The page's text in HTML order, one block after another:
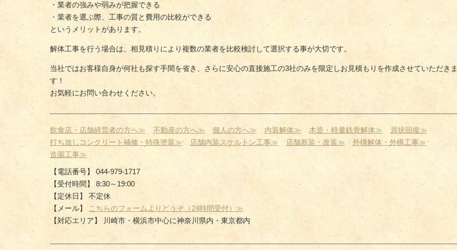
・業者の強みや弱みが把握できる
・業者を選ぶ際、工事の質と費用の比較ができる
というメリットがあります。
解体工事を行う場合は、相見積りにより複数の業者を比較検討して選択する事が大切です。
当社ではお客様自身が何社も探す手間を省き、さらに安心の直接施工の3社のみを限定しお見積もりを作成させていただきま
す！
お気軽にお問い合わせください。
飲食店・店舗経営者の方へ≫ 不動産の方へ≫ 個人の方へ≫ 内装解体≫ 木造・軽量鉄骨解体≫
原状回復≫
打ち放しコンクリート補修・特殊塗装≫
店舗内装スケルトン工事≫ 店舗新装・改装≫
外構解体・外構工事≫
造園工事≫
【電話番号】 044-979-1717
【受付時間】 8:30～19:00
【定休日】 不定休
【メール】
こちらのフォームよりどうぞ（24時間受付）≫
【対応エリア】 川崎市・横浜市中心に神奈川県内・東京都内